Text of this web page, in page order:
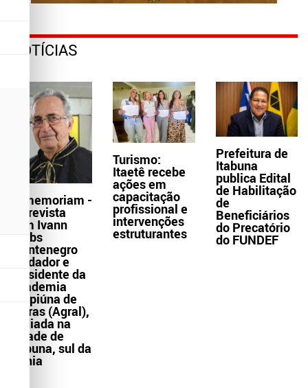
NOTÍCIAS
In memoriam -
Entrevista
com Ivann
Krebs
Montenegro
fundador e
presidente da
Academia
Grapiúna de
Letras (Agral),
sediada na
cidade de
Itabuna, sul da
Bahia
Turismo:
Itaetê recebe
ações em
capacitação
profissional e
intervenções
estruturantes
Prefeitura de
Itabuna
publica Edital
de Habilitação
de
Beneficiários
do Precatório
do FUNDEF